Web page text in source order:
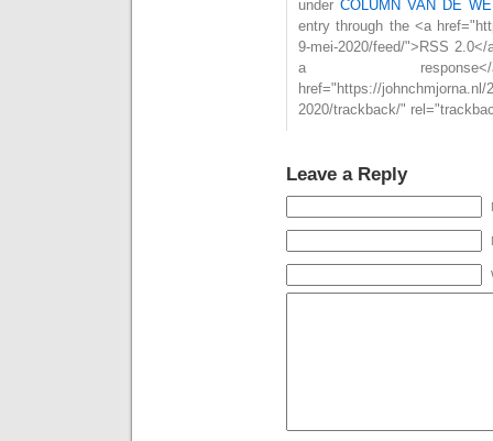
under COLUMN VAN DE
entry through the <a
9-mei-2020/feed/">RSS
a
href="https://johnchmjorna.nl/
2020/trackback/"
Leave a Reply